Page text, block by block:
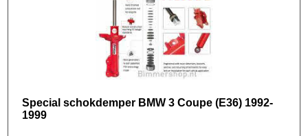
Special schokdemper BMW 3 Coupe (E36) 1992-
1999